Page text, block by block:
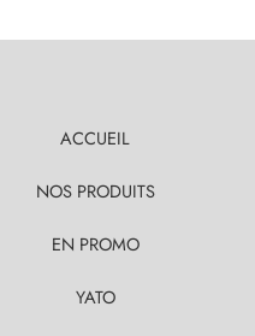
ACCUEIL
NOS PRODUITS
EN PROMO
YATO